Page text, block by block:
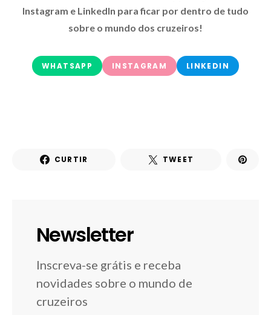
Instagram e LinkedIn para ficar por dentro de tudo
sobre o mundo dos cruzeiros!
WHATSAPP INSTAGRAM LINKEDIN
CURTIR TWEET
Newsletter
Inscreva-se grátis e receba
novidades sobre o mundo de
cruzeiros